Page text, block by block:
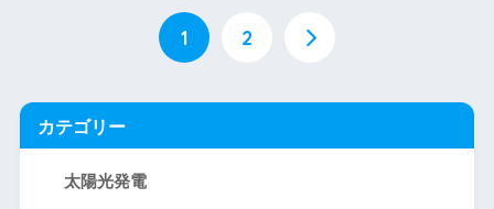
1 2
カテゴリー
太陽光発電